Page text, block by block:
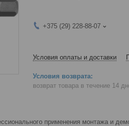
+375 (29) 228-88-07
Условия оплаты и доставки
возврат товара в течение 14
применения монтажа и